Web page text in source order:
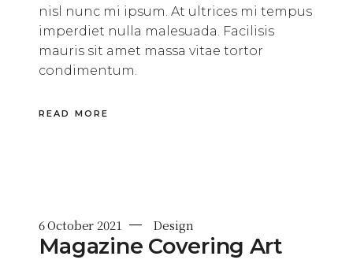
nisl nunc mi ipsum. At ultrices mi tempus
imperdiet nulla malesuada. Facilisis
mauris sit amet massa vitae tortor
condimentum.
READ MORE
6 October 2021 Design
Magazine Covering Art